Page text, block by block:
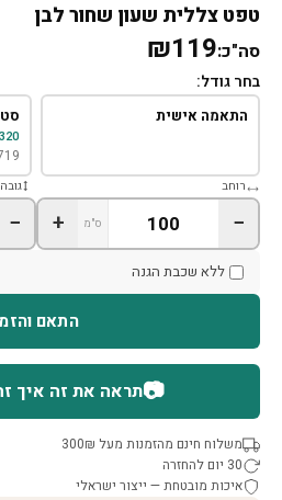
טפט צללית שעון שחור לבן
סה"כ:₪119
בחר גודל:
התאמה אישית
320 × 240 ס"מ
רוחב
− ס"מ +
גובה
−
ללא שכבת הגנה
התאם
📷תראה את זה איך
משלוח חינם מהזמנות מעל 300₪
30 יום להחזרה
איכות מובטחת — ייצור ישראלי